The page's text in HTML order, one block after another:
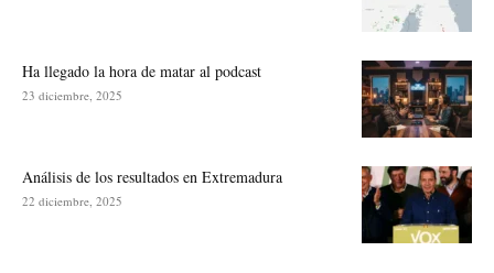
Ha llegado la hora de matar al podcast
23 diciembre, 2025
Análisis de los resultados en Extremadura
22 diciembre, 2025